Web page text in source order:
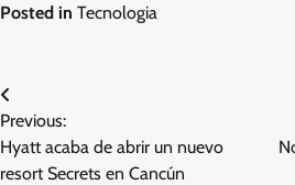
Posted in Tecnologia
Post
navigation
Previous:
Hyatt acaba de abrir un nuevo
resort Secrets en Cancún